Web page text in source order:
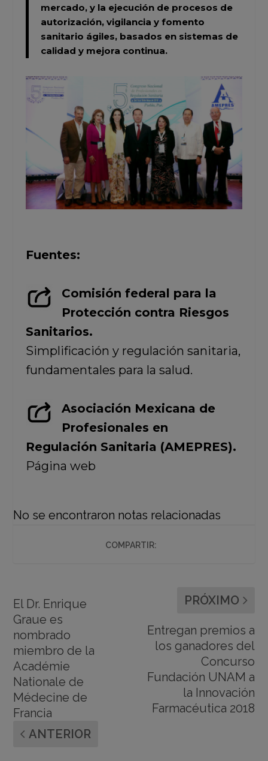
mercado, y la ejecución de procesos de
autorización, vigilancia y fomento
sanitario ágiles, basados en sistemas de
calidad y mejora continua.
Fuentes:
Comisión federal para la
Protección contra Riesgos
Sanitarios.
Simplificación y regulación sanitaria,
fundamentales para la salud.
Asociación Mexicana de
Profesionales en
Regulación Sanitaria (AMEPRES).
Página web
No se encontraron notas relacionadas
COMPARTIR:
El Dr. Enrique
Graue es
nombrado
miembro de la
Académie
Nationale de
Médecine de
Francia
ANTERIOR
PRÓXIMO
Entregan premios a
los ganadores del
Concurso
Fundación UNAM a
la Innovación
Farmacéutica 2018